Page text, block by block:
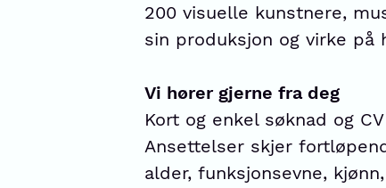
200 visuelle kunstnere,
sin produksjon og virke på
Vi hører gjerne fra deg
Kort og enkel søknad og
Ansettelser skjer
alder, funksjonsevne,